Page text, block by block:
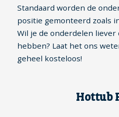
Standaard worden de
positie gemonteerd zoals
Wil je de onderdelen
hebben? Laat het ons
geheel kosteloos!
Hottub